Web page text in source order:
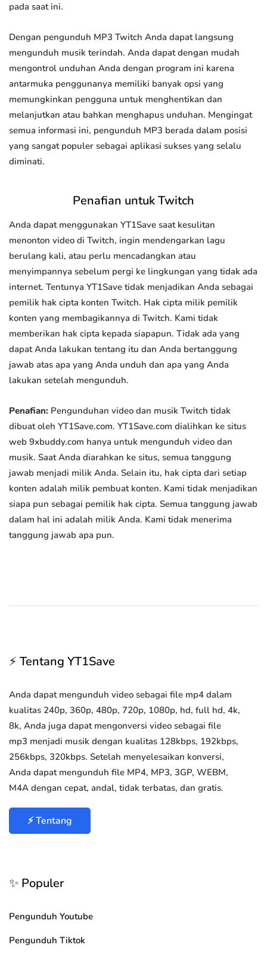
pada saat ini.
Dengan pengunduh MP3 Twitch Anda dapat langsung
mengunduh musik terindah. Anda dapat dengan mudah
mengontrol unduhan Anda dengan program ini karena
antarmuka penggunanya memiliki banyak opsi yang
memungkinkan pengguna untuk menghentikan dan
melanjutkan atau bahkan menghapus unduhan. Mengingat
semua informasi ini, pengunduh MP3 berada dalam posisi
yang sangat populer sebagai aplikasi sukses yang selalu
diminati.
Penafian untuk Twitch
Anda dapat menggunakan YT1Save saat kesulitan
menonton video di Twitch, ingin mendengarkan lagu
berulang kali, atau perlu mencadangkan atau
menyimpannya sebelum pergi ke lingkungan yang tidak ada
internet. Tentunya YT1Save tidak menjadikan Anda sebagai
pemilik hak cipta konten Twitch. Hak cipta milik pemilik
konten yang membagikannya di Twitch. Kami tidak
memberikan hak cipta kepada siapapun. Tidak ada yang
dapat Anda lakukan tentang itu dan Anda bertanggung
jawab atas apa yang Anda unduh dan apa yang Anda
lakukan setelah mengunduh.
Penafian: Pengunduhan video dan musik Twitch tidak
dibuat oleh YT1Save.com. YT1Save.com dialihkan ke situs
web 9xbuddy.com hanya untuk mengunduh video dan
musik. Saat Anda diarahkan ke situs, semua tanggung
jawab menjadi milik Anda. Selain itu, hak cipta dari setiap
konten adalah milik pembuat konten. Kami tidak menjadikan
siapa pun sebagai pemilik hak cipta. Semua tanggung jawab
dalam hal ini adalah milik Anda. Kami tidak menerima
tanggung jawab apa pun.
⚡ Tentang YT1Save
Anda dapat mengunduh video sebagai file mp4 dalam
kualitas 240p, 360p, 480p, 720p, 1080p, hd, full hd, 4k,
8k, Anda juga dapat mengonversi video sebagai file
mp3 menjadi musik dengan kualitas 128kbps, 192kbps,
256kbps, 320kbps. Setelah menyelesaikan konversi,
Anda dapat mengunduh file MP4, MP3, 3GP, WEBM,
M4A dengan cepat, andal, tidak terbatas, dan gratis.
⚡ Tentang
✨ Populer
Pengunduh Youtube
Pengunduh Tiktok